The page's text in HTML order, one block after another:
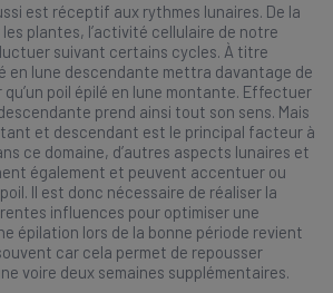
est réceptif aux rythmes lunaires. De la
plantes, l’activité cellulaire de notre
suivant certains cycles. À titre
en lune descendante mettra davantage de
poil épilé en lune montante. Effectuer
prend ainsi tout son sens. Mais
et descendant est le principal facteur à
ce domaine, d’autres aspects lunaires et
également et peuvent accentuer ou
Il est donc nécessaire de réaliser la
influences pour optimiser une
épilation lors de la bonne période revient
car cela permet de repousser
voire deux semaines supplémentaires.